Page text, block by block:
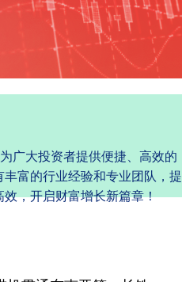
广大投资者提供便捷、高效的
富的行业经验和专业团队，提
，开启财富增长新篇章！